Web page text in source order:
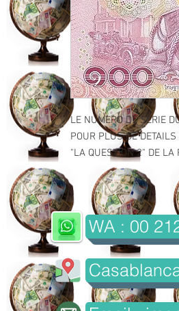
LE NUMERO DE SERIE
POUR PLUS DE
"LA QUESTION 2" DE LA
WA : 00